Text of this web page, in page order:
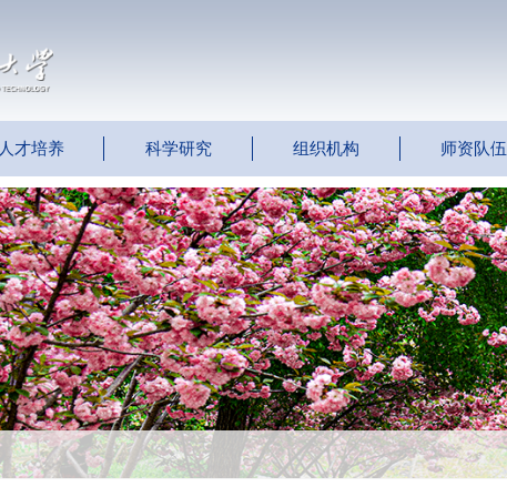
人才培养 科学研究 组织机构 师资队伍